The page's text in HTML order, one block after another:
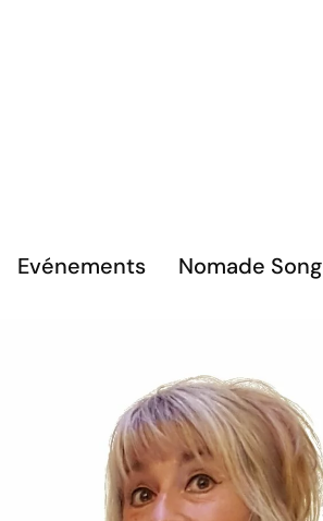
Evénements Nomade Song